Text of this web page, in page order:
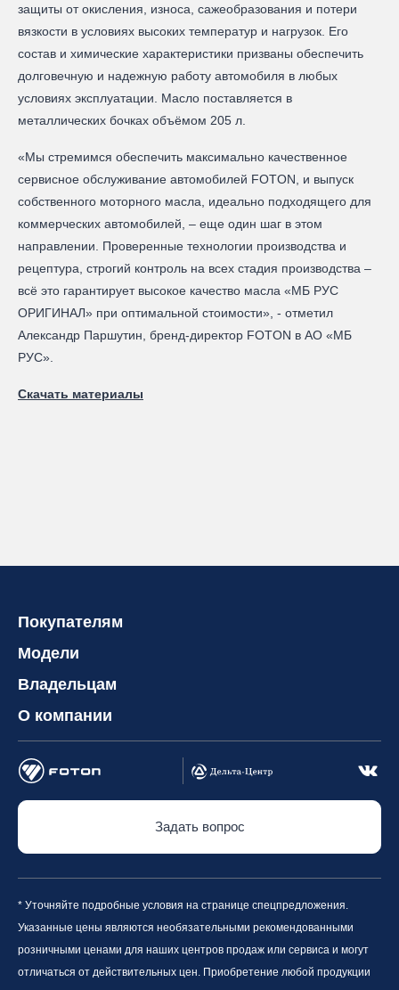
защиты от окисления, износа, сажеобразования и потери
вязкости в условиях высоких температур и нагрузок. Его
состав и химические характеристики призваны обеспечить
долговечную и надежную работу автомобиля в любых
условиях эксплуатации. Масло поставляется в
металлических бочках объёмом 205 л.
«Мы стремимся обеспечить максимально качественное
сервисное обслуживание автомобилей FOTON, и выпуск
собственного моторного масла, идеально подходящего для
коммерческих автомобилей, – еще один шаг в этом
направлении. Проверенные технологии производства и
рецептура, строгий контроль на всех стадия производства –
всё это гарантирует высокое качество масла «МБ РУС
ОРИГИНАЛ» при оптимальной стоимости», - отметил
Александр Паршутин, бренд-директор FOTON в АО «МБ
РУС».
Скачать материалы
Покупателям
Модели
Владельцам
О компании
Задать вопрос
* Уточняйте подробные условия на странице спецпредложения.
Указанные цены являются необязательными рекомендованными
розничными ценами для наших центров продаж или сервиса и могут
отличаться от действительных цен. Приобретение любой продукции